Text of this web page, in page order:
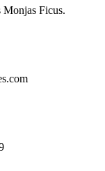
Ficus.